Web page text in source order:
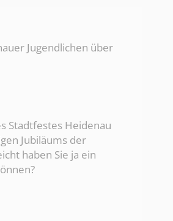
Jugendlichen über
Stadtfestes Heidenau
Jubiläums der
haben Sie ja ein